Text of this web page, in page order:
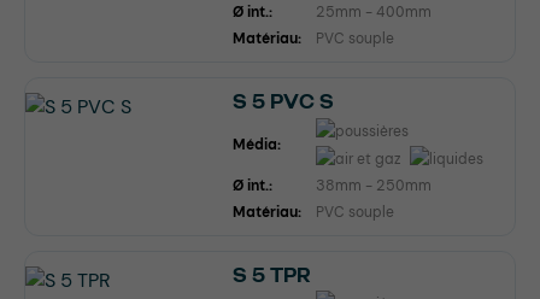
Ø int.:
25mm - 400mm
Matériau:
PVC souple
S 5 PVC S
Média:
Ø int.:
38mm - 250mm
Matériau:
PVC souple
S 5 TPR